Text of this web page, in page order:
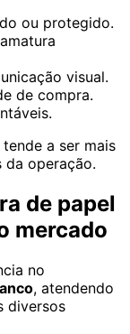
ou protegido.
visual.
de compra.
a ser mais
da operação.
de papel
mercado
no
, atendendo
diversos